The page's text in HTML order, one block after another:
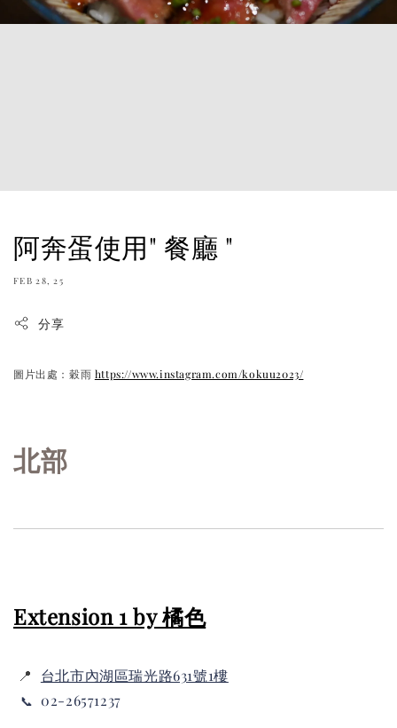
阿奔蛋使用" 餐廳 "
FEB 28, 25
分享
圖片出處：穀雨 https://www.instagram.com/kokuu2023/
北部
Extension 1 by 橘色
📍 台北市內湖區瑞光路631號1樓
📞 02-26571237